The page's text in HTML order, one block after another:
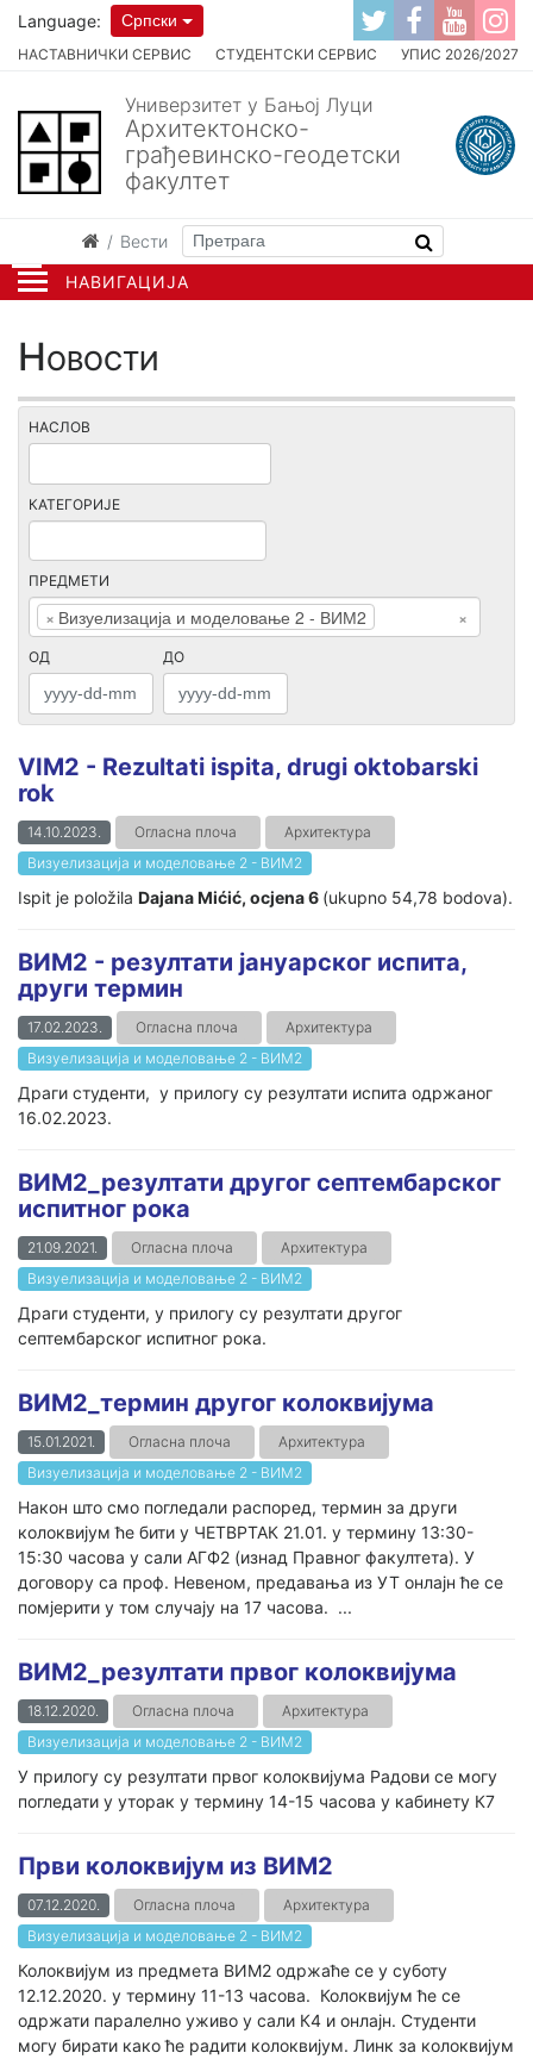
НАВИГАЦИЈА
НАСТАВНИЧКИ СЕРВИС СТУДЕНТСКИ СЕРВИС УПИС 2026/2027
Language: Српски
Универзитет у Бањој Луци
Архитектонско-
грађевинско-геодетски
факултет
Вести
Новости
НАСЛОВ
КАТЕГОРИЈЕ
ПРЕДМЕТИ
×
× Визуелизација и моделовање 2 - ВИМ2
ОД ДО
VIM2 - Rezultati ispita, drugi oktobarski
rok
14.10.2023. Огласна плоча
Архитектура
Визуелизација и моделовање 2 - ВИМ2
Ispit je položila Dajana Mićić, ocjena 6 (ukupno 54,78 bodova).
ВИМ2 - резултати јануарског испита,
други термин
17.02.2023. Огласна плоча
Архитектура
Визуелизација и моделовање 2 - ВИМ2
Драги студенти, у прилогу су резултати испита одржаног
16.02.2023.
ВИМ2_резултати другог септембарског
испитног рока
21.09.2021. Огласна плоча
Архитектура
Визуелизација и моделовање 2 - ВИМ2
Драги студенти, у прилогу су резултати другог
септембарског испитног рока.
ВИМ2_термин другог колоквијума
15.01.2021. Огласна плоча
Архитектура
Визуелизација и моделовање 2 - ВИМ2
Након што смо погледали распоред, термин за други
колоквијум ће бити у ЧЕТВРТАК 21.01. у термину 13:30-
15:30 часова у сали АГФ2 (изнад Правног факултета). У
договору са проф. Невеном, предавања из УТ онлајн ће се
помјерити у том случају на 17 часова. ...
ВИМ2_резултати првог колоквијума
18.12.2020. Огласна плоча
Архитектура
Визуелизација и моделовање 2 - ВИМ2
У прилогу су резултати првог колоквијума Радови се могу
погледати у уторак у термину 14-15 часова у кабинету К7
Први колоквијум из ВИМ2
07.12.2020. Огласна плоча
Архитектура
Визуелизација и моделовање 2 - ВИМ2
Колоквијум из предмета ВИМ2 одржаће се у суботу
12.12.2020. у термину 11-13 часова. Колоквијум ће се
одржати паралелно уживо у сали К4 и онлајн. Студенти
могу бирати како ће радити колоквијум. Линк за колоквијум